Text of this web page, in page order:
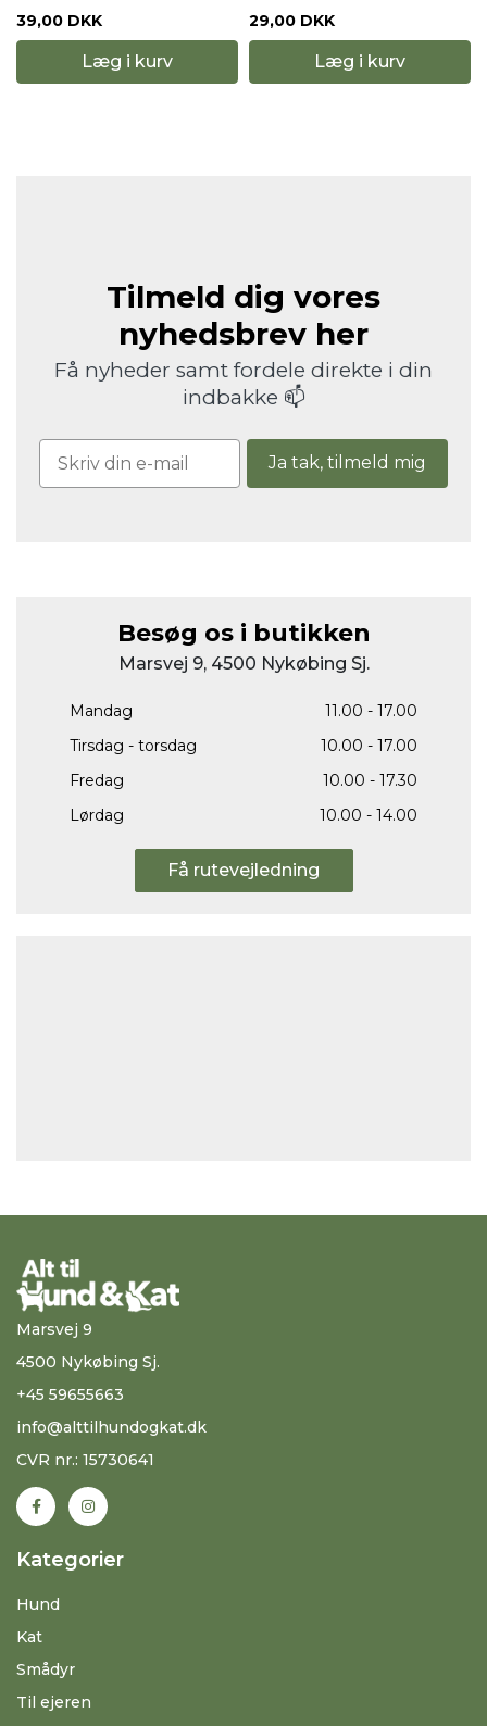
39,00 DKK
Læg i kurv
29,00 DKK
Læg i kurv
Tilmeld dig vores
nyhedsbrev her
Få nyheder samt fordele direkte i din
indbakke 📫
Ja tak, tilmeld mig
Besøg os i butikken
Marsvej 9, 4500 Nykøbing Sj.
Mandag
11.00 - 17.00
Tirsdag - torsdag
10.00 - 17.00
Fredag
10.00 - 17.30
Lørdag
10.00 - 14.00
Få rutevejledning
Marsvej 9
4500 Nykøbing Sj.
+45 59655663
info@alttilhundogkat.dk
CVR nr.: 15730641
Kategorier
Hund
Kat
Smådyr
Til ejeren